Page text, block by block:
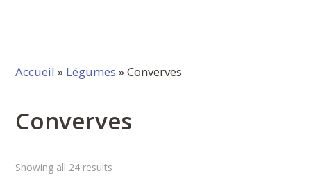
Accueil » Légumes » Converves
Converves
Showing all 24 results